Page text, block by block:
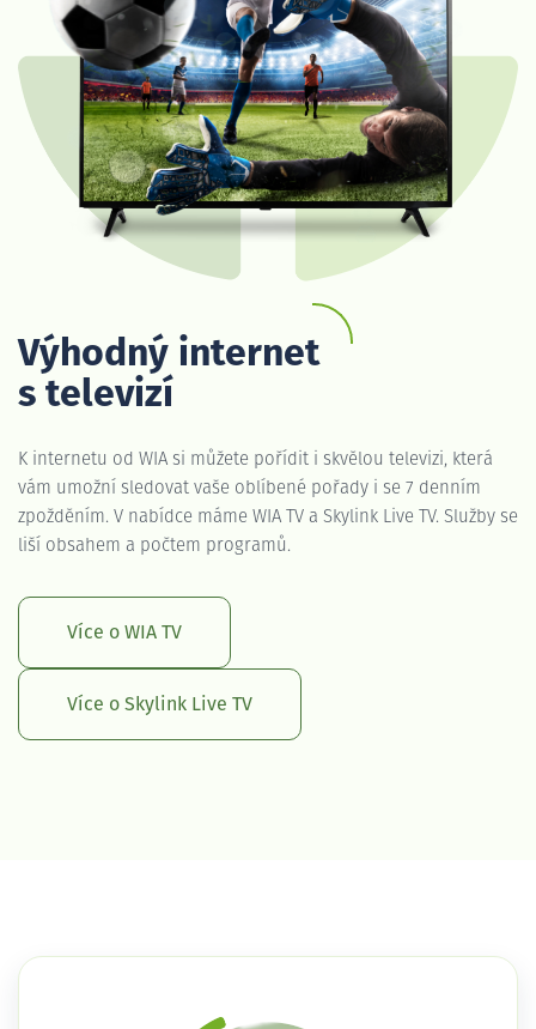
Výhodný internet
s televizí
K internetu od WIA si můžete pořídit i skvělou televizi, která
vám umožní sledovat vaše oblíbené pořady i se 7 denním
zpožděním. V nabídce máme WIA TV a Skylink Live TV. Služby se
liší obsahem a počtem programů.
Více o WIA TV
Více o Skylink Live TV